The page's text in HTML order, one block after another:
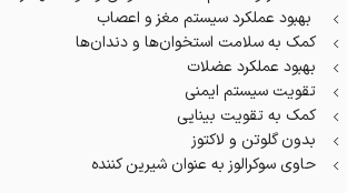
بهبود عملکرد سیستم مغز و اعصاب
کمک به سلامت استخوان‌ها و دندان‌ها
بهبود عملکرد عضلات
تقویت سیستم ایمنی
کمک به تقویت بینایی
بدون گلوتن و لاکتوز
حاوی سوکرالوز به عنوان شیرین کننده